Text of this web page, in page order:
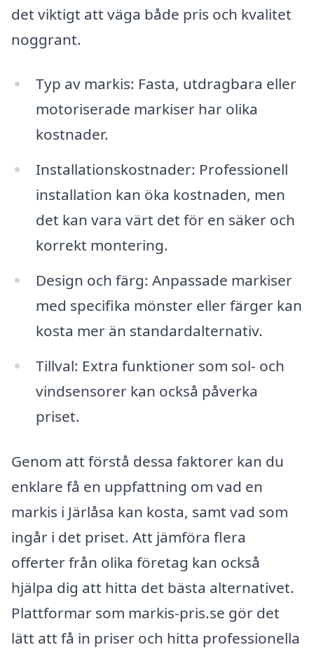
det viktigt att väga både pris och kvalitet
noggrant.
Typ av markis: Fasta, utdragbara eller
motoriserade markiser har olika
kostnader.
Installationskostnader: Professionell
installation kan öka kostnaden, men
det kan vara värt det för en säker och
korrekt montering.
Design och färg: Anpassade markiser
med specifika mönster eller färger kan
kosta mer än standardalternativ.
Tillval: Extra funktioner som sol- och
vindsensorer kan också påverka
priset.
Genom att förstå dessa faktorer kan du
enklare få en uppfattning om vad en
markis i Järlåsa kan kosta, samt vad som
ingår i det priset. Att jämföra flera
offerter från olika företag kan också
hjälpa dig att hitta det bästa alternativet.
Plattformar som markis-pris.se gör det
lätt att få in priser och hitta professionella